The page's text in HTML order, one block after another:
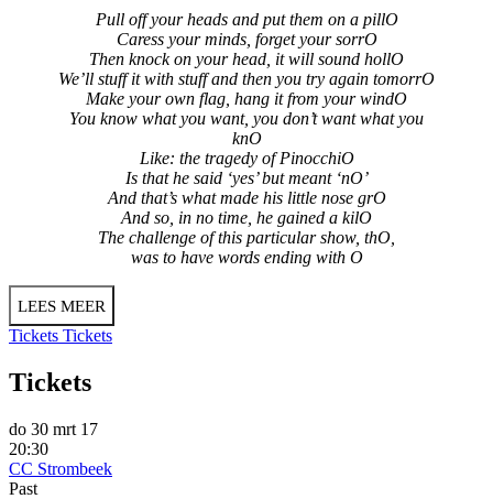
Pull off your heads and put them on a pillO
Caress your minds, forget your sorrO
Then knock on your head, it will sound hollO
We’ll stuff it with stuff and then you try again tomorrO
Make your own flag, hang it from your windO
You know what you want, you don’t want what you
knO
Like: the tragedy of PinocchiO
Is that he said ‘yes’ but meant ‘nO’
And that’s what made his little nose grO
And so, in no time, he gained a kilO
The challenge of this particular show, thO,
was to have words ending with O
LEES MEER
Tickets Tickets
Tickets
do 30 mrt 17
20:30
CC Strombeek
Past